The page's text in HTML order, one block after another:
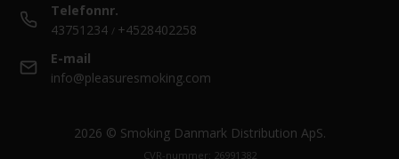
Telefonnr.
43751234 / +4528402258
E-mail
info@pleasuresmoking.com
2026 © Smoking Danmark Distribution ApS.
CVR-nummer: 26991382